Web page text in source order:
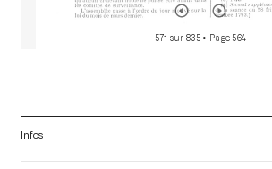
571 sur 835 • Page 564
Infos